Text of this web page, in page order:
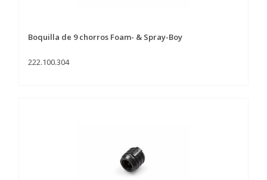
Boquilla de 9 chorros Foam- & Spray-Boy
222.100.304